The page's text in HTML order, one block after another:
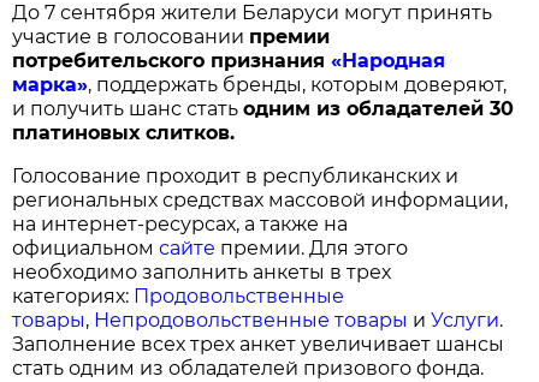
До 7 сентября жители Беларуси могут принять
участие в голосовании премии
потребительского признания«Народная
марка», поддержать бренды, которым доверяют,
и получить шанс статьодним из обладателей 30
платиновых слитков.
Голосование проходит в республиканских и
региональных средствах массовой информации,
на интернет-ресурсах, а также на
официальномсайте премии. Для этого
необходимо заполнить анкеты в трех
категориях: Продовольственные
товары, Непродовольственные товары иУслуги.
Заполнение всех трех анкет увеличивает шансы
стать одним из обладателей призового фонда.